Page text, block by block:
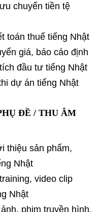
chuyển tiền tệ
toán thuế tiếng Nhật
giá, báo cáo định
đầu tư tiếng Nhật
dự án tiếng Nhật
ĐỀ / THU ÂM
thiệu sản phẩm,
Nhật
video clip
Nhật
phim truyền hình,